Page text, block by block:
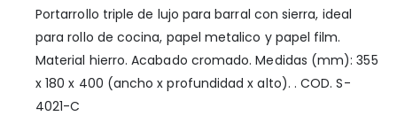
Portarrollo triple de lujo para barral con sierra, ideal
para rollo de cocina, papel metalico y papel film.
Material hierro. Acabado cromado. Medidas (mm): 355
x 180 x 400 (ancho x profundidad x alto). . COD. S-
4021-C